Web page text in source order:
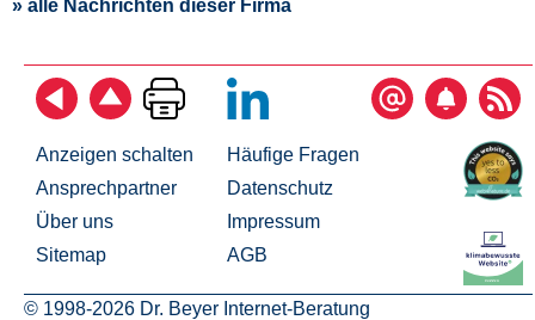
» alle Nachrichten dieser Firma
Anzeigen schalten
Ansprechpartner
Über uns
Sitemap
Häufige Fragen
Datenschutz
Impressum
AGB
© 1998-2026 Dr. Beyer Internet-Beratung